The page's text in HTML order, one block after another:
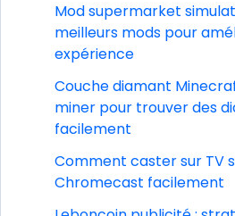
Mod supermarket
meilleurs mods pour
expérience
Couche diamant
miner pour trouver des
facilement
Comment caster sur TV
Chromecast facilement